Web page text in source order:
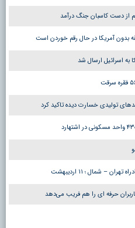
از دست کاسبان جنگ درآمد
بدون آمریکا در حال رقم خوردن است
تولیدی خسارت دیده تاکید کرد
– شمال ؛ ١١ اردیبهشت
حرفه ای را هم فریب می‌دهد